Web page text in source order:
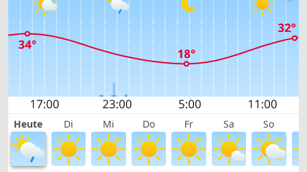
Heute Di Mi Do Fr Sa So